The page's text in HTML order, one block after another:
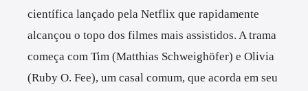
científica lançado pela Netflix que rapidamente
alcançou o topo dos filmes mais assistidos. A trama
começa com Tim (Matthias Schweighöfer) e Olivia
(Ruby O. Fee), um casal comum, que acorda em seu